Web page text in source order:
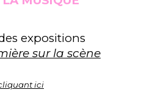
expositions
sur la scène
ici